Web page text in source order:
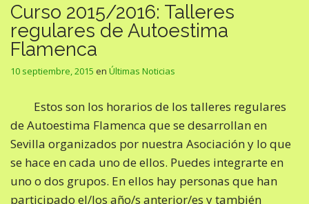
Curso 2015/2016: Talleres
regulares de Autoestima
Flamenca
10 septiembre, 2015 en Últimas Noticias
Estos son los horarios de los talleres regulares
de Autoestima Flamenca que se desarrollan en
Sevilla organizados por nuestra Asociación y lo que
se hace en cada uno de ellos. Puedes integrarte en
uno o dos grupos. En ellos hay personas que han
participado el/los año/s anterior/es y también